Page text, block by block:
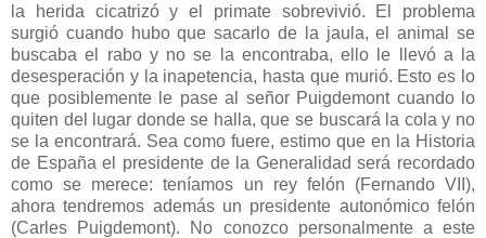
la herida cicatrizó y el primate sobrevivió. El problema
surgió cuando hubo que sacarlo de la jaula, el animal se
buscaba el rabo y no se la encontraba, ello le llevó a la
desesperación y la inapetencia, hasta que murió. Esto es lo
que posiblemente le pase al señor Puigdemont cuando lo
quiten del lugar donde se halla, que se buscará la cola y no
se la encontrará. Sea como fuere, estimo que en la Historia
de España el presidente de la Generalidad será recordado
como se merece: teníamos un rey felón (Fernando VII),
ahora tendremos además un presidente autonómico felón
(Carles Puigdemont). No conozco personalmente a este